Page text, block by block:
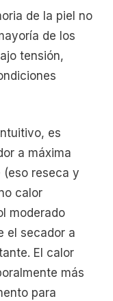
de la piel no
de los
tensión,
es
a máxima
reseca y
calor
moderado
el secador a
El calor
más
para